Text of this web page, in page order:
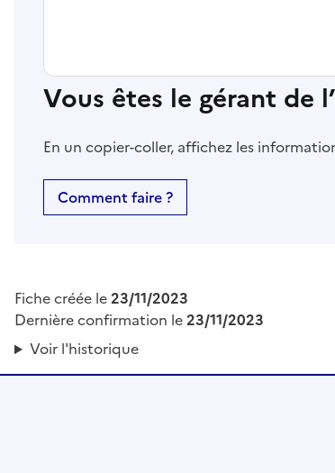
Vous êtes le gérant de
En un copier-coller, affichez les
Comment faire ?
Fiche créée le23/11/2023
Dernière confirmation le23/11/2023
Voir l'historique